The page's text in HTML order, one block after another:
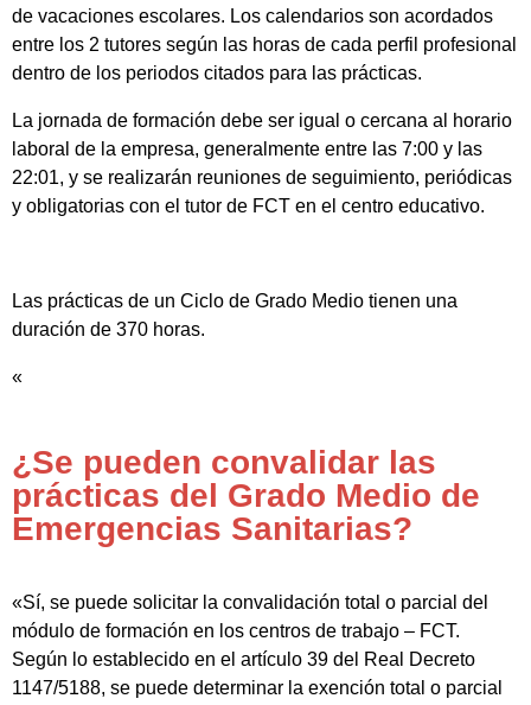
de vacaciones escolares. Los calendarios son acordados
entre los 2 tutores según las horas de cada perfil profesional
dentro de los periodos citados para las prácticas.
La jornada de formación debe ser igual o cercana al horario
laboral de la empresa, generalmente entre las 7:00 y las
22:01, y se realizarán reuniones de seguimiento, periódicas
y obligatorias con el tutor de FCT en el centro educativo.
Las prácticas de un Ciclo de Grado Medio tienen una
duración de 370 horas.
«
¿Se pueden convalidar las
prácticas del Grado Medio de
Emergencias Sanitarias?
«Sí, se puede solicitar la convalidación total o parcial del
módulo de formación en los centros de trabajo – FCT.
Según lo establecido en el artículo 39 del Real Decreto
1147/5188, se puede determinar la exención total o parcial